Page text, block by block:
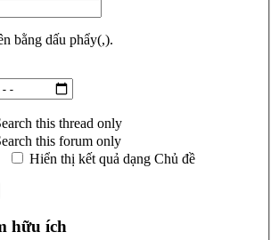
bằng dấu phẩy(,).
this thread only
this forum only
Hiển thị kết quả dạng Chủ đề
hữu ích